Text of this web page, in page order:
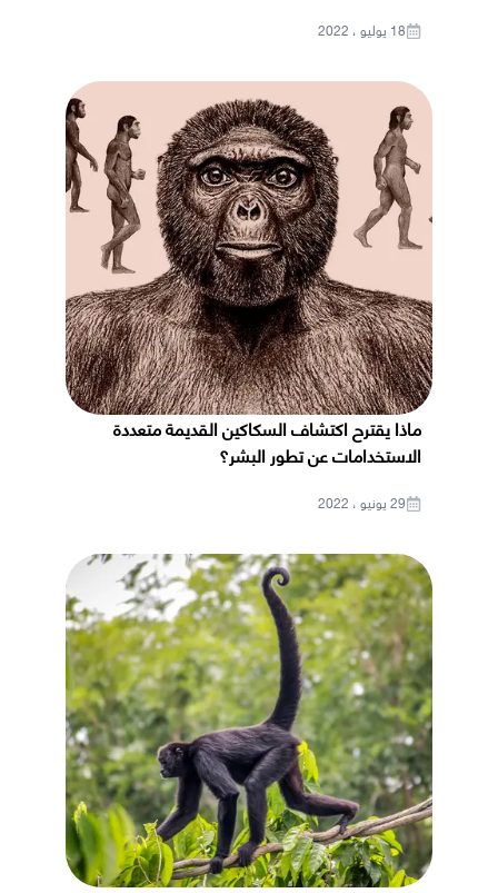
18 يوليو ، 2022
ماذا يقترح اكتشاف السكاكين القديمة متعددة
الاستخدامات عن تطور البشر؟
29 يونيو ، 2022